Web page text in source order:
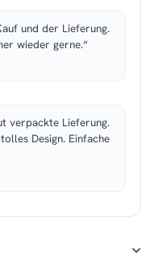
und der Lieferung.
wieder gerne.“
verpackte Lieferung.
Design. Einfache